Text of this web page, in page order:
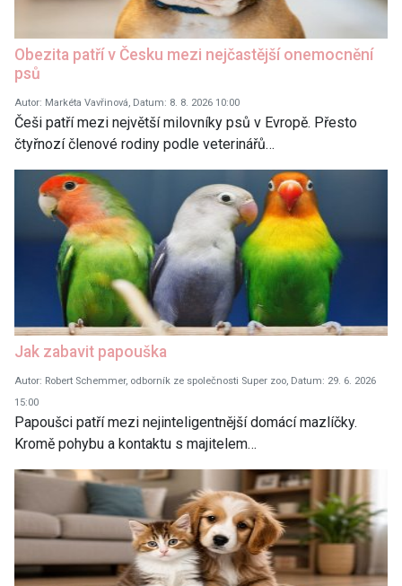
Obezita patří v Česku mezi nejčastější onemocnění
psů
Autor: Markéta Vavřinová, Datum: 8. 8. 2026 10:00
Češi patří mezi největší milovníky psů v Evropě. Přesto
čtyřnozí členové rodiny podle veterinářů…
Jak zabavit papouška
Autor: Robert Schemmer, odborník ze společnosti Super zoo, Datum: 29. 6. 2026
15:00
Papoušci patří mezi nejinteligentnější domácí mazlíčky.
Kromě pohybu a kontaktu s majitelem…